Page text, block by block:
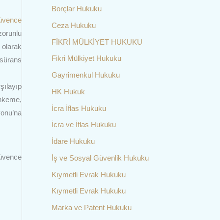
Borçlar Hukuku
Ceza Hukuku
FİKRİ MÜLKİYET HUKUKU
Fikri Mülkiyet Hukuku
Gayrimenkul Hukuku
HK Hukuk
İcra İflas Hukuku
İcra ve İflas Hukuku
İdare Hukuku
İş ve Sosyal Güvenlik Hukuku
Kıymetli Evrak Hukuku
Kıymetli Evrak Hukuku
Marka ve Patent Hukuku